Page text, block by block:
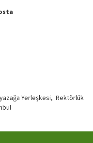
Yerleşkesi, Rektörlük